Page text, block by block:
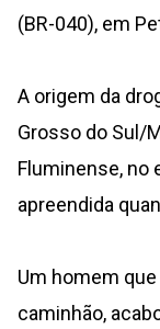
(BR-040), em
A origem da
Grosso do Sul/
Fluminense, no
apreendida
Um homem
caminhão,